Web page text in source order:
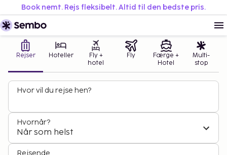
Book nemt. Rejs fleksibelt. Altid til den bedste pris.
Rejser Hoteller
Fly +
hotel
Fly
Færge +
Hotel
Multi-
stop
Hvor vil du rejse hen?
Hvornår?
Når som helst
Rejsende